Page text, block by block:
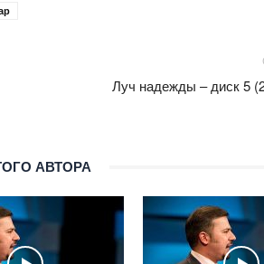
Луч надежды – диск 5
АВТОРА